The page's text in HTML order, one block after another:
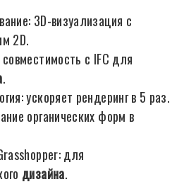
3D-визуализация с
2D.
с IFC для
.
ускоряет рендеринг в 5 раз.
органических форм в
для
дизайна.